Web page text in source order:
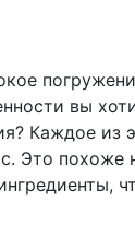
вы
Каждое из
Это похоже